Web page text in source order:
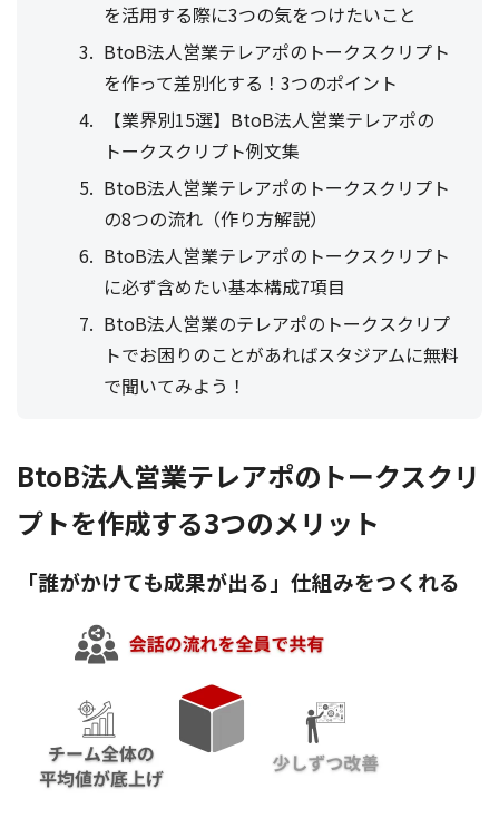
を活用する際に3つの気をつけたいこと
BtoB法人営業テレアポのトークスクリプト
を作って差別化する！3つのポイント
【業界別15選】BtoB法人営業テレアポの
トークスクリプト例文集
BtoB法人営業テレアポのトークスクリプト
の8つの流れ（作り方解説）
BtoB法人営業テレアポのトークスクリプト
に必ず含めたい基本構成7項目
BtoB法人営業のテレアポのトークスクリプ
トでお困りのことがあればスタジアムに無料
で聞いてみよう！
BtoB法人営業テレアポのトークスクリ
プトを作成する3つのメリット
「誰がかけても成果が出る」仕組みをつくれる